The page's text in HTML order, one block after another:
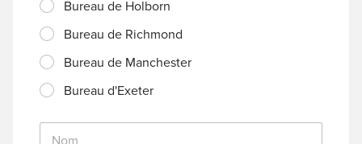
Bureau de Holborn
Bureau de Richmond
Bureau de Manchester
Bureau d'Exeter
N